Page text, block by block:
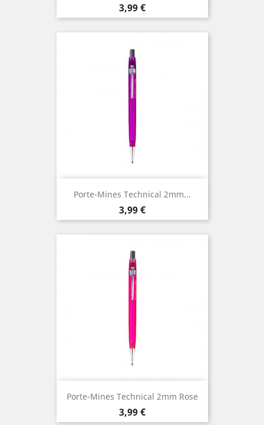
Prix
3,99 €
Porte-Mines Technical 2mm...
Prix
3,99 €
Porte-Mines Technical 2mm Rose
Prix
3,99 €